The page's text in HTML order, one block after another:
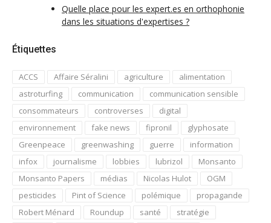
Quelle place pour les expert.es en orthophonie
dans les situations d'expertises ?
Étiquettes
ACCS Affaire Séralini agriculture
alimentation
astroturfing
communication
communication sensible
consommateurs
controverses
digital
environnement
fake news fipronil
glyphosate
Greenpeace
greenwashing guerre
information
infox
journalisme lobbies lubrizol
Monsanto
Monsanto Papers
médias Nicolas Hulot
OGM
pesticides
Pint of Science polémique
propagande
Robert Ménard
Roundup santé
stratégie